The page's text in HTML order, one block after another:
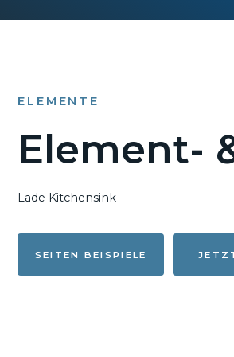
ELEMENTE
Element-
Lade Kitchensink
SEITEN BEISPIELE